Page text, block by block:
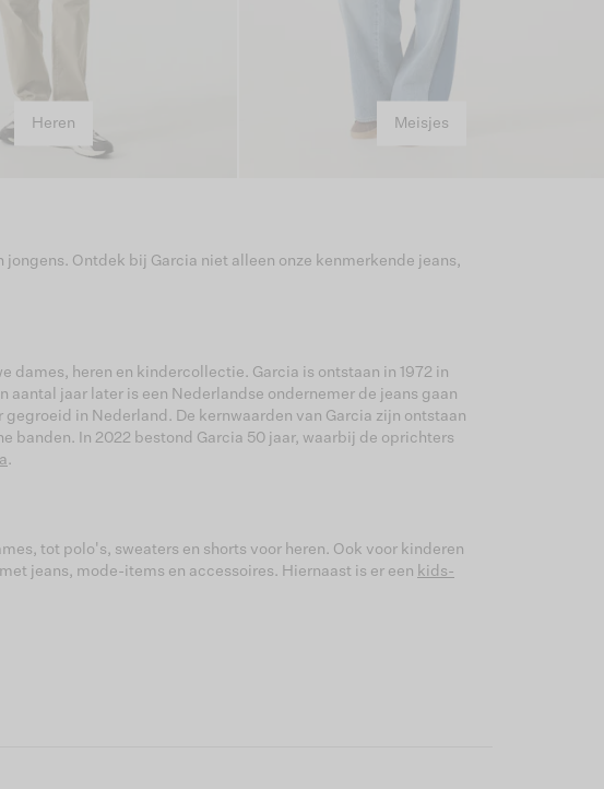
Heren Meisjes
Ontdek bij Garcia niet alleen onze kenmerkende jeans,
dames, heren en kindercollectie. Garcia is ontstaan in 1972 in
aantal jaar later is een Nederlandse ondernemer de jeans gaan
in Nederland. De kernwaarden van Garcia zijn ontstaan
In 2022 bestond Garcia 50 jaar, waarbij de oprichters
.
tot polo's, sweaters en shorts voor heren. Ook voor kinderen
jeans, mode-items en accessoires. Hiernaast is er een kids-